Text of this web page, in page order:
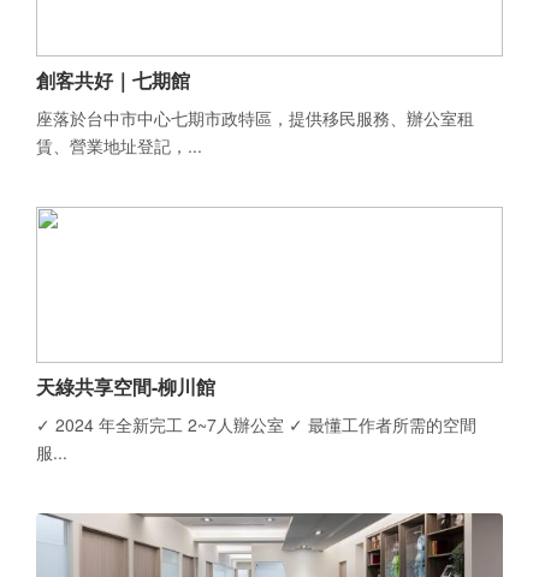
創客共好｜七期館
座落於台中市中心七期市政特區，提供移民服務、辦公室租
賃、營業地址登記，...
天綠共享空間-柳川館
✓ 2024 年全新完工 2~7人辦公室 ✓ 最懂工作者所需的空間
服...